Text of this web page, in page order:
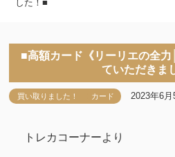
した！■
■高額カード《リーリエの全
ていただきま
買い取りました！ カード 2023年6月
トレカコーナーより